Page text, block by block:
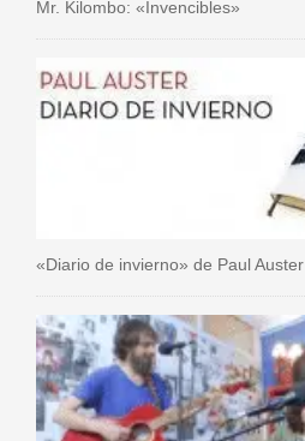
Mr. Kilombo: «Invencibles»
«Diario de invierno» de Paul Auster